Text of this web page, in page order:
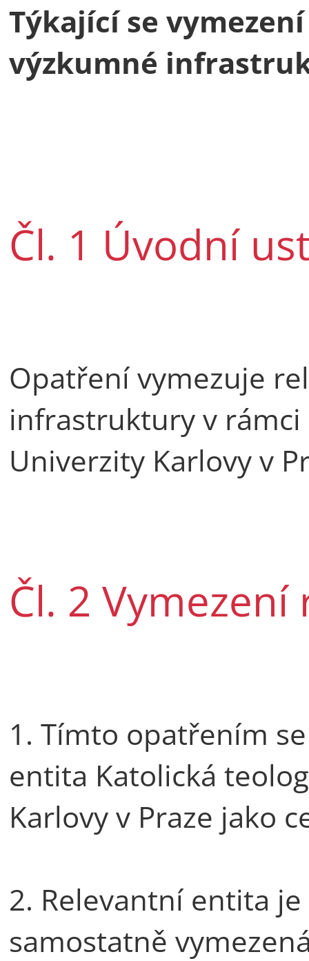
Týkající se
výzkumné
Čl. 1 Úvodní
Opatření vymezuje
infrastruktury v
Univerzity Karlovy v
Čl. 2
1. Tímto opatřením
entita Katolická
Karlovy v Praze jako
2. Relevantní entita
samostatně